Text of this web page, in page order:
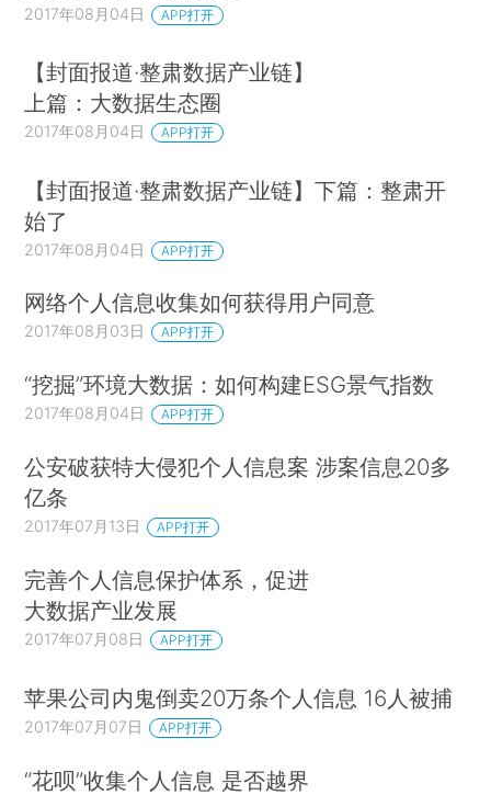
2017年08月04日 APP打开
【封面报道·整肃数据产业链】
上篇：大数据生态圈
2017年08月04日 APP打开
【封面报道·整肃数据产业链】下篇：整肃开
始了
2017年08月04日 APP打开
网络个人信息收集如何获得用户同意
2017年08月03日 APP打开
“挖掘”环境大数据：如何构建ESG景气指数
2017年08月04日 APP打开
公安破获特大侵犯个人信息案 涉案信息20多
亿条
2017年07月13日 APP打开
完善个人信息保护体系，促进
大数据产业发展
2017年07月08日 APP打开
苹果公司内鬼倒卖20万条个人信息 16人被捕
2017年07月07日 APP打开
“花呗”收集个人信息 是否越界